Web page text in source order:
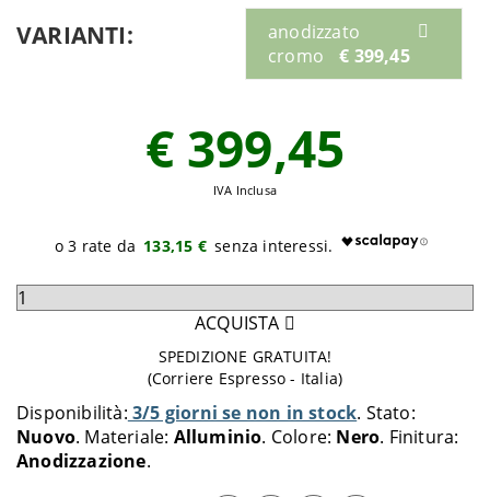
VARIANTI:
anodizzato
cromo
€ 399,45
Disponibilità: 3/5 giorni se non in stock Stato:
Nuovo Materiale: Alluminio Colore: Nero Finitura:
Anodizzazione
€ 399,45
IVA Inclusa
133,15 €
Seleziona
carrello
ACQUISTA
SPEDIZIONE GRATUITA!
(Corriere Espresso - Italia)